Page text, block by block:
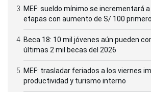
MEF: sueldo mínimo se incrementará
etapas con aumento de S/ 100 primero
Beca 18: 10 mil jóvenes aún pueden
últimas 2 mil becas del 2026
MEF: trasladar feriados a los viernes
productividad y turismo interno